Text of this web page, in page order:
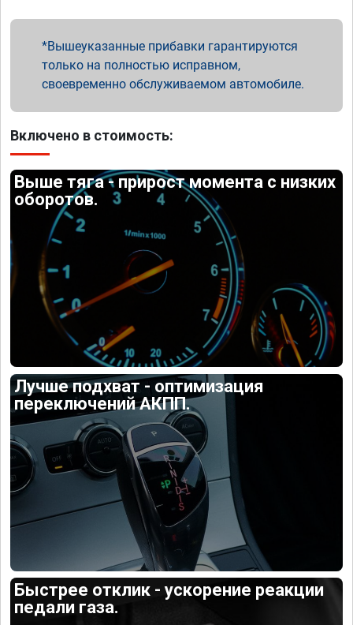
Вышеуказанные прибавки гарантируются
только на полностью исправном,
своевременно обслуживаемом автомобиле.
Включено в стоимость:
Выше тяга - прирост момента с низких
оборотов.
Лучше подхват - оптимизация
переключений АКПП.
Быстрее отклик - ускорение реакции
педали газа.